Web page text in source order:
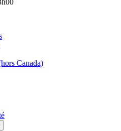
Canada)